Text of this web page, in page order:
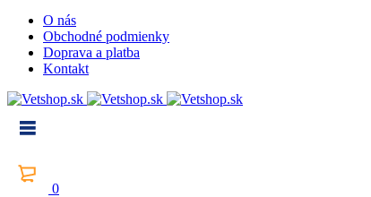
O nás
Obchodné podmienky
Doprava a platba
Kontakt
0